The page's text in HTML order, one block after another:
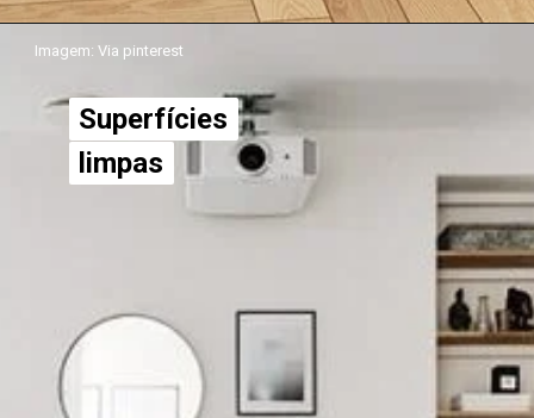
Imagem: Via pinterest
Superfícies
limpas
Superfícies
limpas